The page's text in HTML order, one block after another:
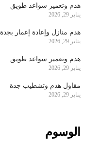
هدم وتعمير سواعد طويق
يناير 29, 2026
هدم منازل وإعادة إعمار بجدة
يناير 29, 2026
هدم وتعمير سواعد طويق
يناير 29, 2026
مقاول هدم وتشطيب جدة
يناير 29, 2026
الوسوم